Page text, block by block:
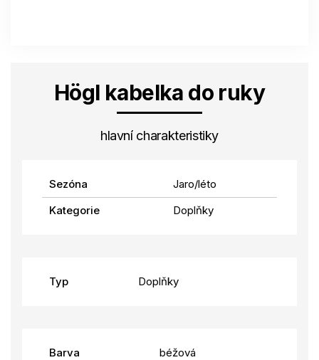
Högl kabelka do ruky
hlavní charakteristiky
Sezóna
Jaro/léto
Kategorie
Doplňky
Typ Doplňky
Barva béžová